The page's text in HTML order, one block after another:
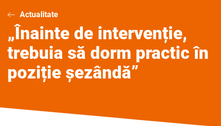
Actualitate
„Înainte de intervenție,
trebuia să dorm practic în
poziție șezândă”